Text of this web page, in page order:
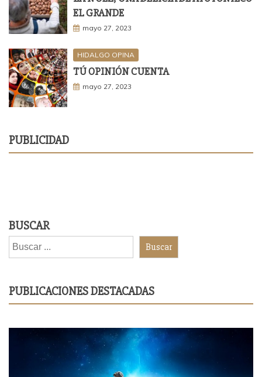
EL GRANDE
mayo 27, 2023
HIDALGO OPINA
TÚ OPINIÓN CUENTA
mayo 27, 2023
PUBLICIDAD
BUSCAR
Buscar
PUBLICACIONES DESTACADAS